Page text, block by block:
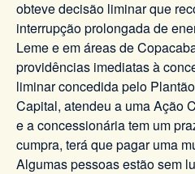
obteve decisão liminar que
interrupção prolongada de
Leme e em áreas de
providências imediatas à
liminar concedida pelo
Capital, atendeu a uma Ação
e a concessionária tem um
cumpra, terá que pagar uma
Algumas pessoas estão sem